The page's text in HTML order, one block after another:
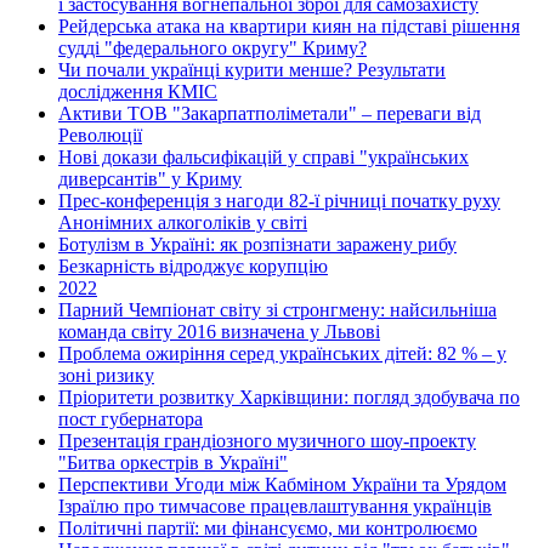
Рейдерська атака на квартири киян на підставі рішення
судді "федерального округу" Криму?
Чи почали українці курити менше? Результати
дослідження КМІС
Активи ТОВ "Закарпатполіметали" – переваги від
Революції
Нові докази фальсифікацій у справі "українських
диверсантів" у Криму
Прес-конференція з нагоди 82-ї річниці початку руху
Анонімних алкоголіків у світі
Ботулізм в Україні: як розпізнати заражену рибу
Безкарність відроджує корупцію
2022
Парний Чемпіонат світу зі стронгмену: найсильніша
команда світу 2016 визначена у Львові
Проблема ожиріння серед українських дітей: 82 % – у
зоні ризику
Пріоритети розвитку Харківщини: погляд здобувача по
пост губернатора
Презентація грандіозного музичного шоу-проекту
"Битва оркестрів в Україні"
Перспективи Угоди між Кабміном України та Урядом
Ізраїлю про тимчасове працевлаштування українців
Політичні партії: ми фінансуємо, ми контролюємо